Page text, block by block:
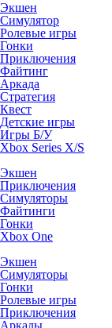
Экшен
Симулятор
Ролевые игры
Гонки
Приключения
Файтинг
Аркада
Стратегия
Квест
Детские игры
Игры Б/У
Xbox Series X/S
Экшен
Приключения
Симуляторы
Файтинги
Гонки
Xbox One
Экшен
Симуляторы
Гонки
Ролевые игры
Приключения
Аркады